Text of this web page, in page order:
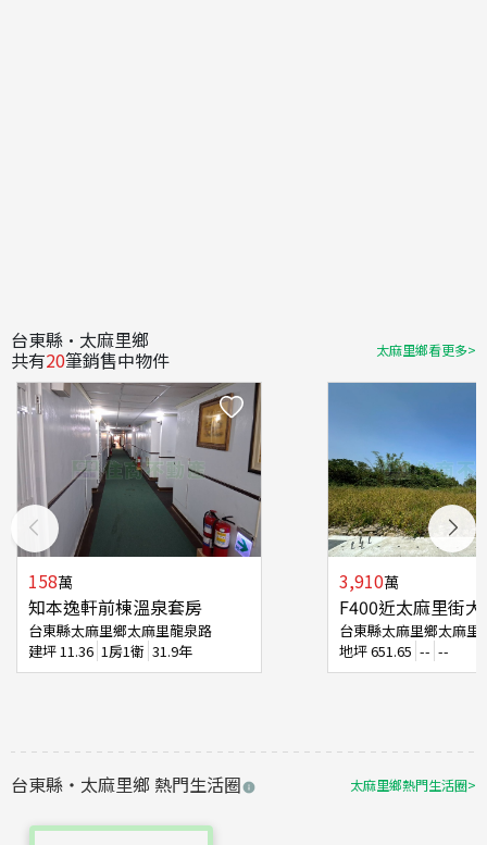
台東縣·太麻里鄉
共有20筆銷售中物件 太麻里鄉看更多>
158萬
知本逸軒前棟溫泉套房
台東縣太麻里鄉太麻里龍泉路
建坪11.36 1房1衛 31.9年
3,910萬
F400近太麻里街
台東縣太麻里鄉太麻里
地坪651.65 -- --
台東縣 ・ 太麻里鄉 熱門生活圈 太麻里鄉熱門生活圈>